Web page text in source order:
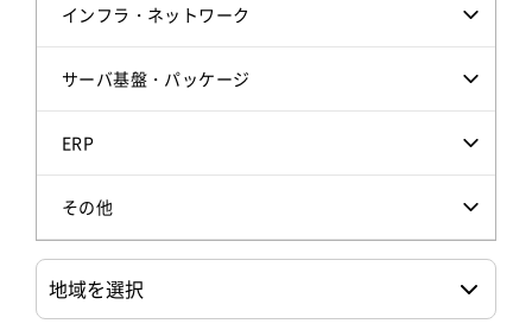
インフラ・ネットワーク
サーバ基盤・パッケージ
ERP
その他